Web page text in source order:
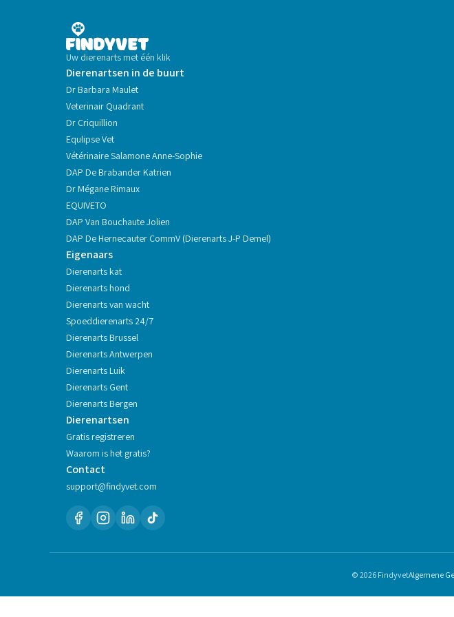
Uw dierenarts met één klik
Dierenartsen in de buurt
Dr Barbara Maulet
Veterinair Quadrant
Dr Criquillion
Equlipse Vet
Vétérinaire Salamone Anne-Sophie
DAP De Brabander Katrien
Dr Mégane Rimaux
EQUIVETO
DAP Van Bouchaute Jolien
DAP De Hernecauter CommV (Dierenarts J-P Demel)
Eigenaars
Dierenarts kat
Dierenarts hond
Dierenarts van wacht
Spoeddierenarts 24/7
DierenartsBrussel
DierenartsAntwerpen
DierenartsLuik
Dierenarts Gent
DierenartsBergen
Dierenartsen
Gratis registreren
Waarom is het gratis?
Contact
support@findyvet.com
© 2026 FindyvetAlgemene